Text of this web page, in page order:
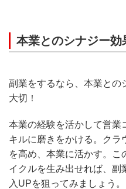
本業とのシナジー
副業をするなら、本業との
大切！
本業の経験を活かして営業
キルに磨きをかける。クラ
を高め、本業に活かす。こ
イクルを生み出せれば、副
入UPを狙ってみましょう。